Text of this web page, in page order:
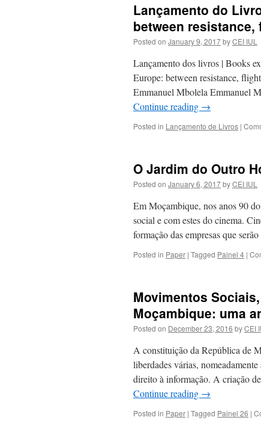
Lançamento do
between
Posted on January 9, 2017byCEI IUL
Lançamento dos livros | Books
Europe: between resistance,
Emmanuel Mbolela Emmanuel
Continue reading →
Posted in Lançamento de Livros |
O Jardim do Outro
Posted on January 6, 2017byCEI IUL
Em Moçambique, nos anos 90
social e com estes do cinema.
formação das empresas que
Posted in Paper | Tagged Painel 4 |
Movimentos
Moçambique: uma
Posted on December 23, 2016 byCEI
A constituição da República de
liberdades várias,
direito à informação. A criação
Continue reading →
Posted in Paper | Tagged Painel 26 |